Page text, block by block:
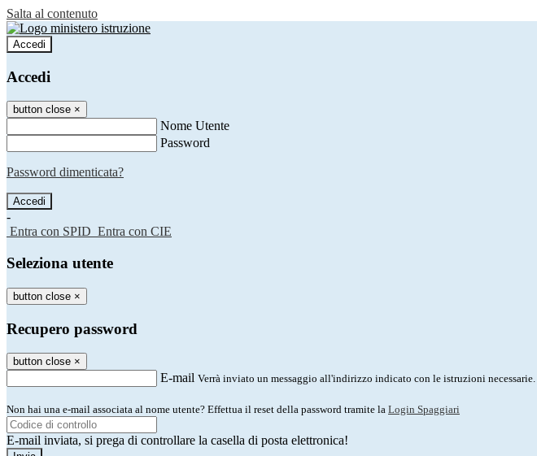
Salta al contenuto
Accedi
Accedi
button close ×
Nome Utente
Password
Password dimenticata?
-
Entra con SPID Entra con CIE
Seleziona utente
button close ×
Recupero password
button close ×
E-mail Verrà inviato un messaggio all'indirizzo indicato con le istruzioni necessarie.
Non hai una e-mail associata al nome utente? Effettua il reset della password tramite la Login Spaggiari
E-mail inviata, si prega di controllare la casella di posta elettronica!